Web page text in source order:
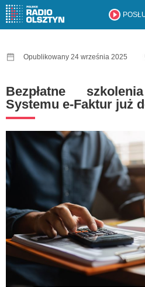
Opublikowany 24 września 2025
Bezpłatne
Systemu e-Faktur już